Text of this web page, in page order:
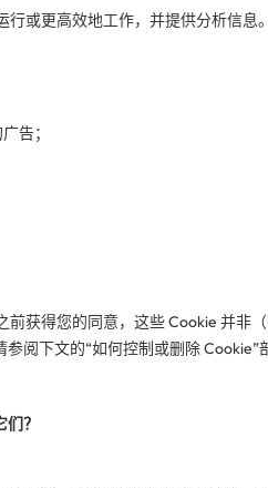
或更高效地工作，并提供分析信息
告；
获得您的同意，这些 Cookie 并非
阅下文的“如何控制或删除 Cookie”
？